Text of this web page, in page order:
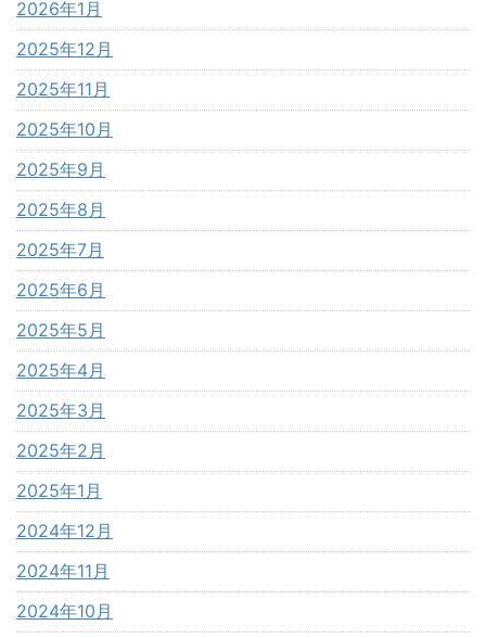
2026年1月
2025年12月
2025年11月
2025年10月
2025年9月
2025年8月
2025年7月
2025年6月
2025年5月
2025年4月
2025年3月
2025年2月
2025年1月
2024年12月
2024年11月
2024年10月